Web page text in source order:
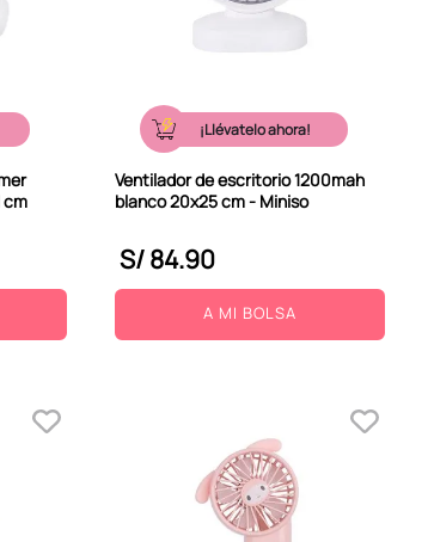
cm
¡Llévatelo ahora!
Ventilador de escritorio 1200mah
blanco 20x25 cm - Miniso
S/84.90
A MI BOLSA